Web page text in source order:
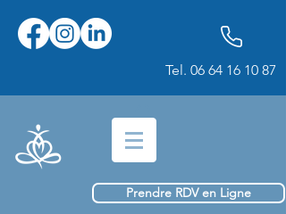
Tel. 06 64 16 10 87
Prendre RDV en Ligne